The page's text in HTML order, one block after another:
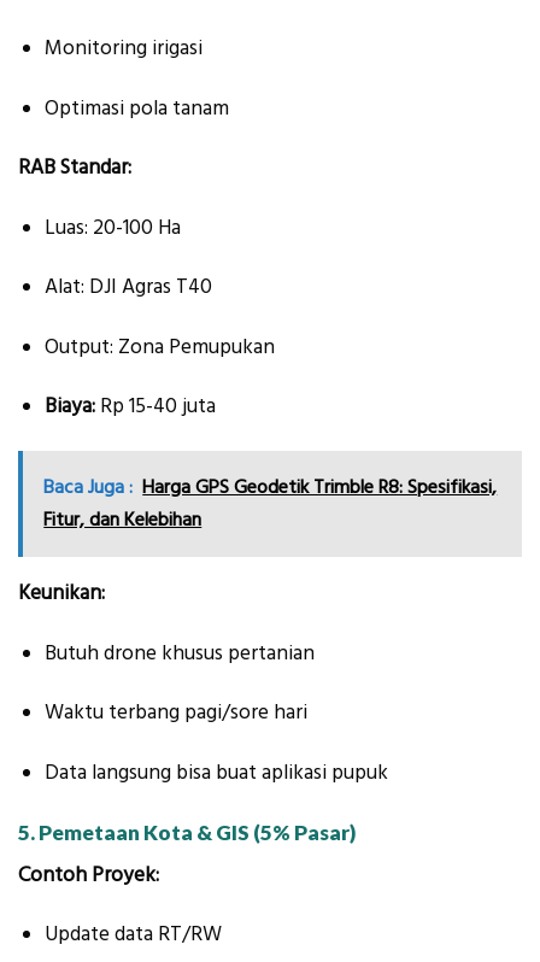
Monitoring irigasi
Optimasi pola tanam
RAB Standar:
Luas: 20-100 Ha
Alat: DJI Agras T40
Output: Zona Pemupukan
Biaya: Rp 15-40 juta
Baca Juga : Harga GPS Geodetik Trimble R8: Spesifikasi,
Fitur, dan Kelebihan
Keunikan:
Butuh drone khusus pertanian
Waktu terbang pagi/sore hari
Data langsung bisa buat aplikasi pupuk
5. Pemetaan Kota & GIS (5% Pasar)
Contoh Proyek:
Update data RT/RW